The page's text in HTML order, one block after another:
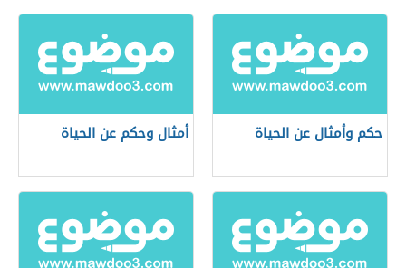
حكم وأمثال عن الحياة أمثال وحكم عن الحياة